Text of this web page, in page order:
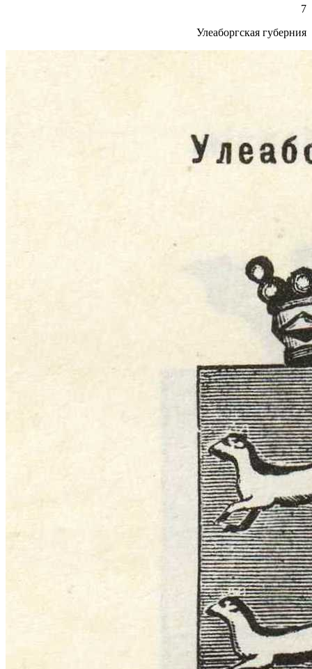
7
Улеаборгская губерния